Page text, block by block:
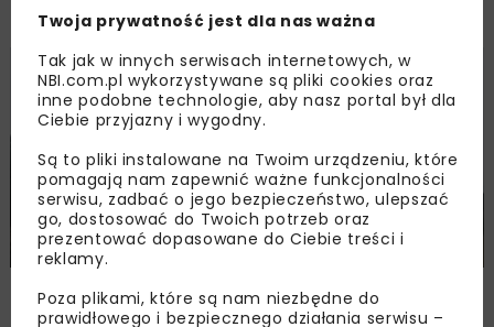
Posiedzenie ZOPI dla obwodnicy Pisza
DROGI WIADOMOŚCI
Decyzja środowiskowa dla obwodnicy
Pisza
Twoja prywatność jest dla nas ważna
Tak jak w innych serwisach internetowych, w
NBI.com.pl wykorzystywane są pliki cookies oraz
inne podobne technologie, aby nasz portal był dla
Ciebie przyjazny i wygodny.
Są to pliki instalowane na Twoim urządzeniu, które
pomagają nam zapewnić ważne funkcjonalności
serwisu, zadbać o jego bezpieczeństwo, ulepszać
go, dostosować do Twoich potrzeb oraz
prezentować dopasowane do Ciebie treści i
reklamy.
Poza plikami, które są nam niezbędne do
prawidłowego i bezpiecznego działania serwisu –